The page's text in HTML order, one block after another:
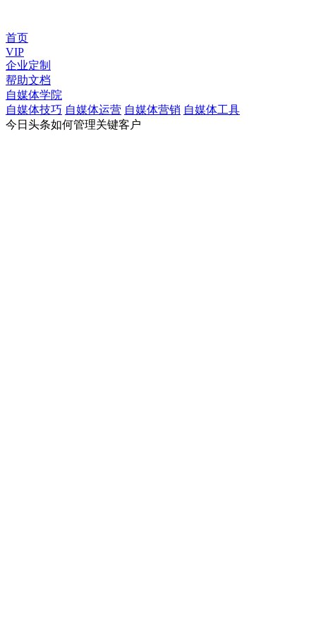
首页
VIP
企业定制
帮助文档
自媒体学院
自媒体技巧 自媒体运营 自媒体营销 自媒体工具
今日头条如何管理关键客户